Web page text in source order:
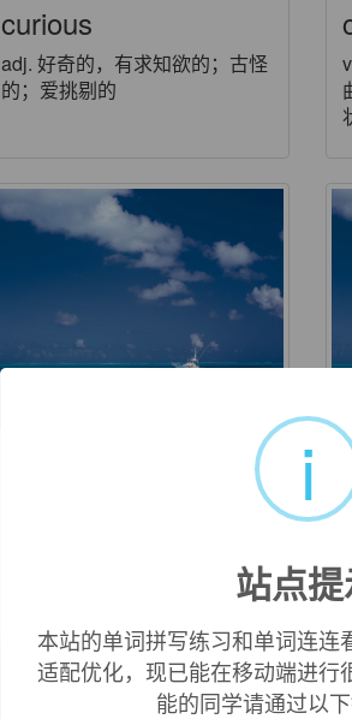
curious
adj. 好奇的，有求知欲的；古怪
的；爱挑剔的
i
站点
本站的单词拼写练习和单词连连
适配优化，现已能在移动端进行
能的同学请通过以下